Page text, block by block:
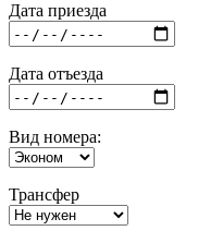
Дата приезда
Дата отъезда
Вид номера:
Трансфер